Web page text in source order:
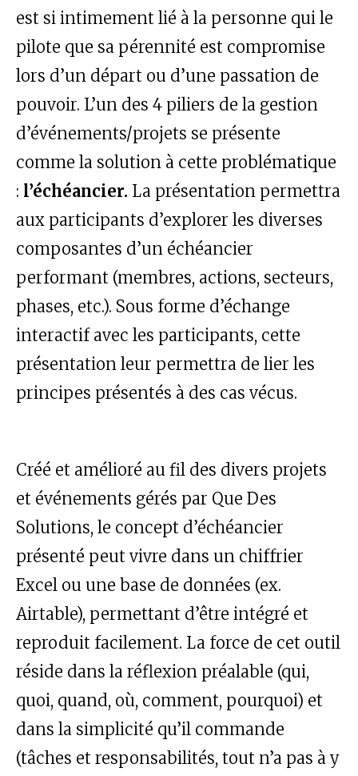
est si intimement lié à la personne qui le
pilote que sa pérennité est compromise
lors d’un départ ou d’une passation de
pouvoir. L’un des 4 piliers de la gestion
d’événements/projets se présente
comme la solution à cette problématique
: l’échéancier. La présentation permettra
aux participants d’explorer les diverses
composantes d’un échéancier
performant (membres, actions, secteurs,
phases, etc.). Sous forme d’échange
interactif avec les participants, cette
présentation leur permettra de lier les
principes présentés à des cas vécus.
Créé et amélioré au fil des divers projets
et événements gérés par Que Des
Solutions, le concept d’échéancier
présenté peut vivre dans un chiffrier
Excel ou une base de données (ex.
Airtable), permettant d’être intégré et
reproduit facilement. La force de cet outil
réside dans la réflexion préalable (qui,
quoi, quand, où, comment, pourquoi) et
dans la simplicité qu’il commande
(tâches et responsabilités, tout n’a pas à y